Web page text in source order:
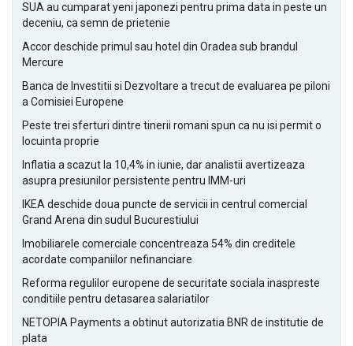
SUA au cumparat yeni japonezi pentru prima data in peste un
deceniu, ca semn de prietenie
Accor deschide primul sau hotel din Oradea sub brandul
Mercure
Banca de Investitii si Dezvoltare a trecut de evaluarea pe piloni
a Comisiei Europene
Peste trei sferturi dintre tinerii romani spun ca nu isi permit o
locuinta proprie
Inflatia a scazut la 10,4% in iunie, dar analistii avertizeaza
asupra presiunilor persistente pentru IMM-uri
IKEA deschide doua puncte de servicii in centrul comercial
Grand Arena din sudul Bucurestiului
Imobiliarele comerciale concentreaza 54% din creditele
acordate companiilor nefinanciare
Reforma regulilor europene de securitate sociala inaspreste
conditiile pentru detasarea salariatilor
NETOPIA Payments a obtinut autorizatia BNR de institutie de
plata